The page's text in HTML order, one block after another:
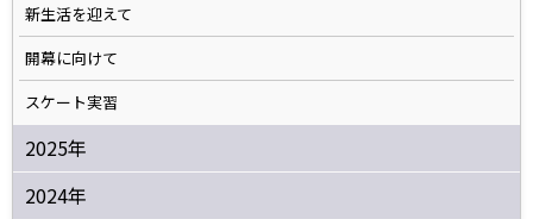
新生活を迎えて
開幕に向けて
スケート実習
2025年
2024年